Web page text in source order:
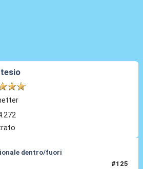
dentro/fuori
#125